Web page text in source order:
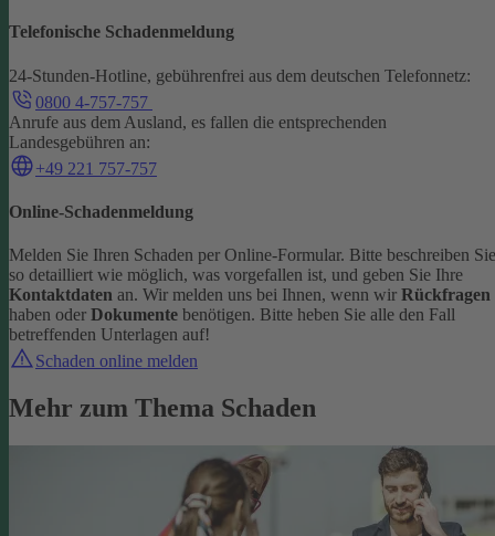
Telefonische Schadenmeldung
24-Stunden-Hotline, gebührenfrei aus dem deutschen Telefonnetz:
0800 4-757-757
Anrufe aus dem Ausland, es fallen die entsprechenden
Landesgebühren an:
+49 221 757-757
Online-Schadenmeldung
Melden Sie Ihren Schaden per Online-Formular. Bitte beschreiben Sie
so detailliert wie möglich, was vorgefallen ist, und geben Sie Ihre
Kontaktdaten an. Wir melden uns bei Ihnen, wenn wir Rückfragen
haben oder Dokumente benötigen. Bitte heben Sie alle den Fall
betreffenden Unterlagen auf!
Schaden online melden
Mehr zum Thema Schaden